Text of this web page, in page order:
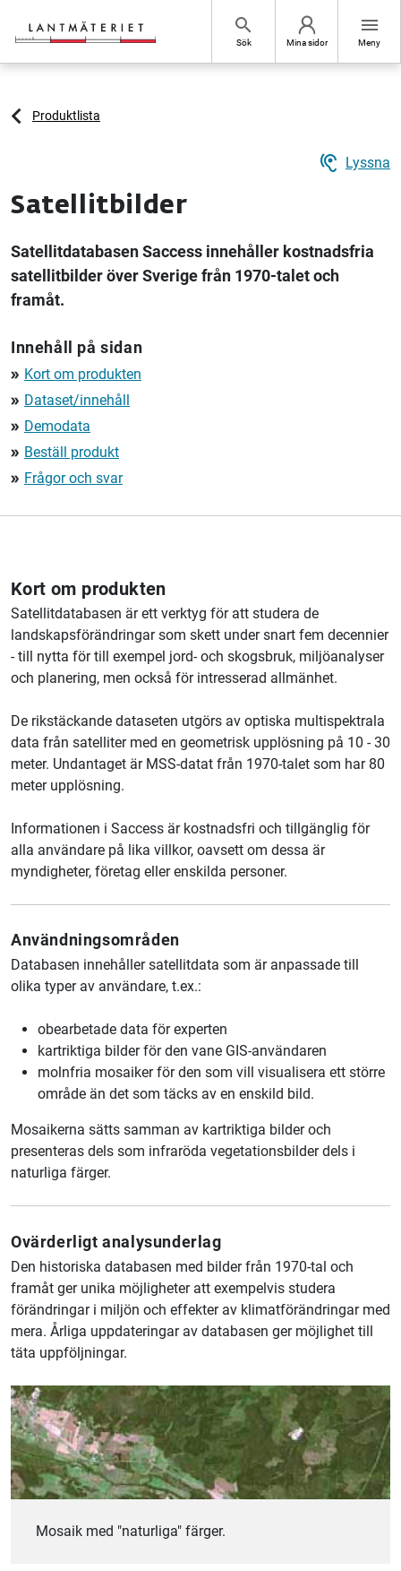
search
Sök Mina sidor
menu
Meny
Produktlista
hearing Lyssna
Satellitbilder
Satellitdatabasen Saccess innehåller kostnadsfria
satellitbilder över Sverige från 1970-talet och
framåt.
Innehåll på sidan
double_arrow Kort om produkten
double_arrow Dataset/innehåll
double_arrow Demodata
double_arrow Beställ produkt
double_arrow Frågor och svar
Kort om produkten
Satellitdatabasen är ett verktyg för att studera de
landskapsförändringar som skett under snart fem decennier
- till nytta för till exempel jord- och skogsbruk, miljöanalyser
och planering, men också för intresserad allmänhet.
De rikstäckande dataseten utgörs av optiska multispektrala
data från satelliter med en geometrisk upplösning på 10 - 30
meter. Undantaget är MSS-datat från 1970-talet som har 80
meter upplösning.
Informationen i Saccess är kostnadsfri och tillgänglig för
alla användare på lika villkor, oavsett om dessa är
myndigheter, företag eller enskilda personer.
Användningsområden
Databasen innehåller satellitdata som är anpassade till
olika typer av användare, t.ex.:
obearbetade data för experten
kartriktiga bilder för den vane GIS-användaren
molnfria mosaiker för den som vill visualisera ett större
område än det som täcks av en enskild bild.
Mosaikerna sätts samman av kartriktiga bilder och
presenteras dels som infraröda vegetationsbilder dels i
naturliga färger.
Ovärderligt analysunderlag
Den historiska databasen med bilder från 1970-tal och
framåt ger unika möjligheter att exempelvis studera
förändringar i miljön och effekter av klimatförändringar med
mera. Årliga uppdateringar av databasen ger möjlighet till
täta uppföljningar.
Mosaik med "naturliga" färger.